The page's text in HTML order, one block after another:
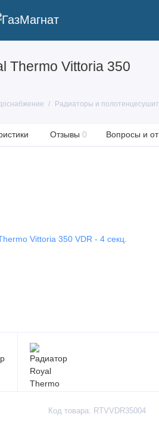
Thermo Vittoria 350
Радиаторы и
Отзывы 0 Вопросы и
Код товара: RTVVDR35004